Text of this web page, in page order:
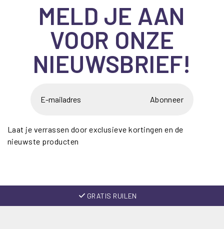
MELD JE AAN
VOOR ONZE
NIEUWSBRIEF!
Abonneer
Laat je verrassen door exclusieve kortingen en de
nieuwste producten
GRATIS RUILEN